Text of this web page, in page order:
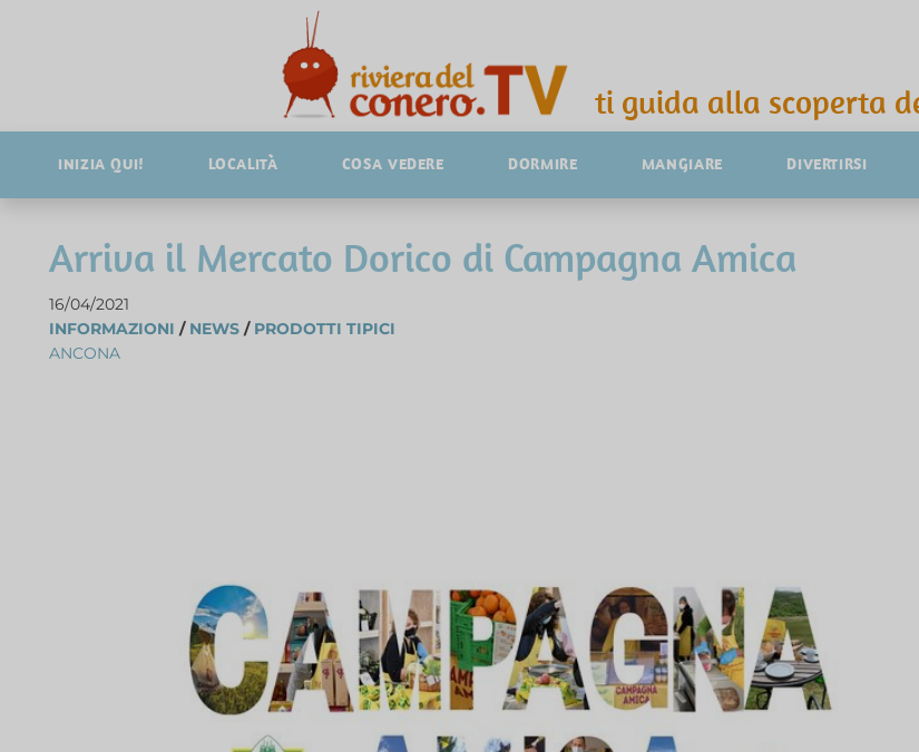
ti guida alla scoperta
INIZIA QUI! LOCALITÀ COSA VEDERE DORMIRE MANGIARE DIVERTIRSI
Arriva il Mercato Dorico di Campagna Amica
16/04/2021
INFORMAZIONI / NEWS / PRODOTTI TIPICI
ANCONA